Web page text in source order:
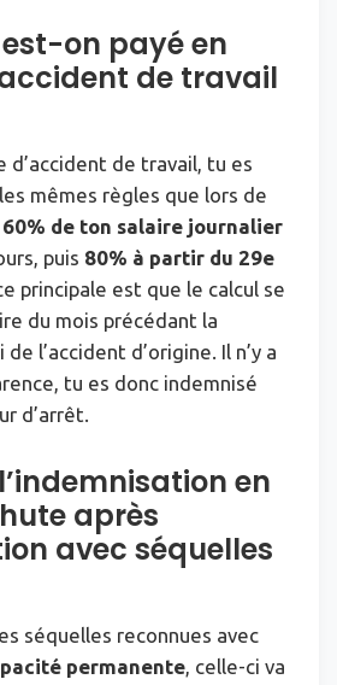
on payé en
de travail
d’accident de travail, tu es
mêmes règles que lors de
60% de ton salaire journalier
puis 80% à partir du 29e
principale est que le calcul se
du mois précédant la
l’accident d’origine. Il n’y a
tu es donc indemnisé
d’arrêt.
en
après
avec séquelles
séquelles reconnues avec
permanente, celle-ci va